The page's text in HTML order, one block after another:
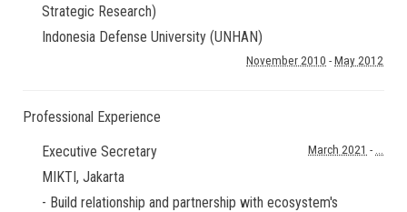
Strategic Research)
Indonesia Defense University (UNHAN)
November 2010 - May 2012
Professional Experience
Executive Secretary
MIKTI, Jakarta
March 2021 - ...
- Build relationship and partnership with ecosystem's